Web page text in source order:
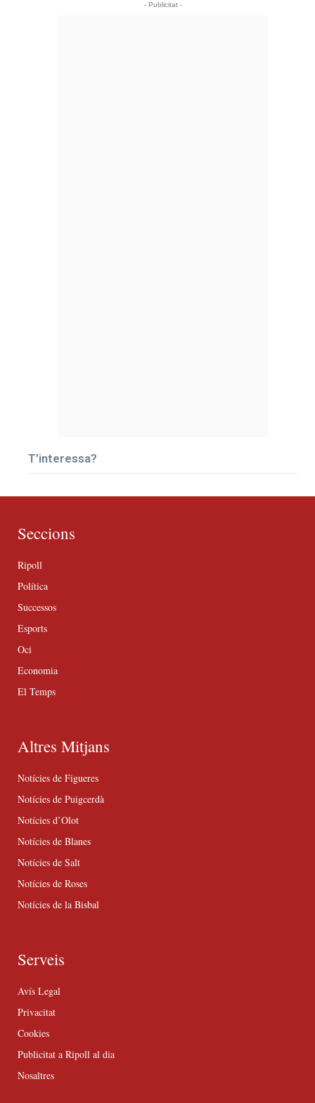
- Publicitat -
T’interessa?
Seccions
Ripoll
Política
Successos
Esports
Oci
Economia
El Temps
Altres Mitjans
Notícies de Figueres
Notícies de Puigcerdà
Notícies d’Olot
Notícies de Blanes
Notícies de Salt
Notícies de Roses
Notícies de la Bisbal
Serveis
Avís Legal
Privacitat
Cookies
Publicitat a Ripoll al dia
Nosaltres